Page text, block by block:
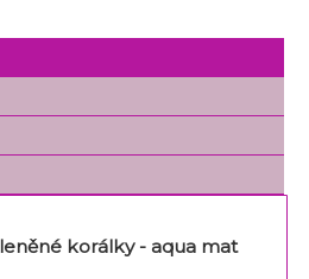
korálky - aqua mat